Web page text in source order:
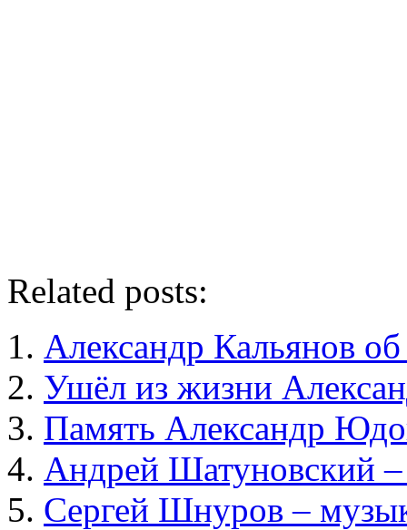
Related posts:
Александр Кальянов
Ушёл из жизни
Память Александр
Андрей Шатуновский
Сергей Шнуров –